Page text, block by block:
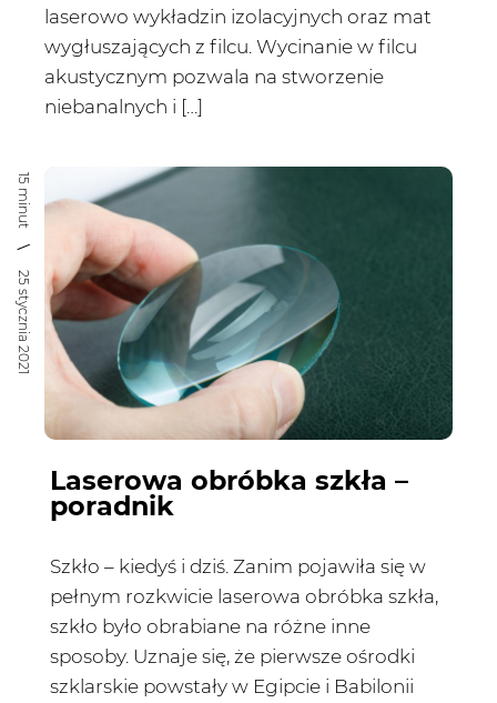
laserowo wykładzin izolacyjnych oraz mat
wygłuszających z filcu. Wycinanie w filcu
akustycznym pozwala na stworzenie
niebanalnych i […]
15 minut
25 stycznia 2021
Laserowa obróbka szkła –
poradnik
Szkło – kiedyś i dziś. Zanim pojawiła się w
pełnym rozkwicie laserowa obróbka szkła,
szkło było obrabiane na różne inne
sposoby. Uznaje się, że pierwsze ośrodki
szklarskie powstały w Egipcie i Babilonii